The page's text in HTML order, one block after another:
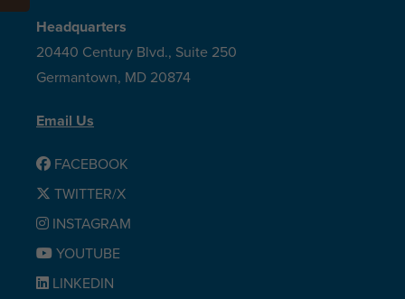
Headquarters
20440 Century Blvd., Suite 250
Germantown, MD 20874
Email Us
FACEBOOK
TWITTER/X
INSTAGRAM
YOUTUBE
LINKEDIN